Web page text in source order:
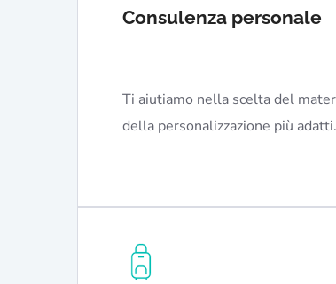
Consulenza personale
Ti aiutiamo nella scelta del
della personalizzazione più adatti.